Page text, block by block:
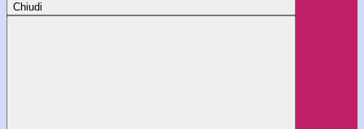
Chiudi